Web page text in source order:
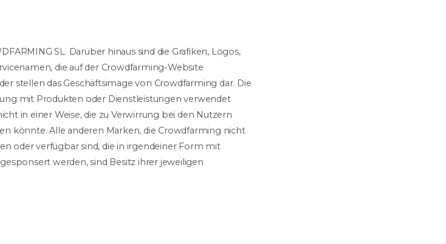
SL. Darüber hinaus sind die Grafiken, Logos,
die auf der Crowdfarming-Website
stellen das Geschäftsimage von Crowdfarming dar. Die
mit Produkten oder Dienstleistungen verwendet
in einer Weise, die zu Verwirrung bei den Nutzern
könnte. Alle anderen Marken, die Crowdfarming nicht
oder verfügbar sind, die in irgendeiner Form mit
werden, sind Besitz ihrer jeweiligen